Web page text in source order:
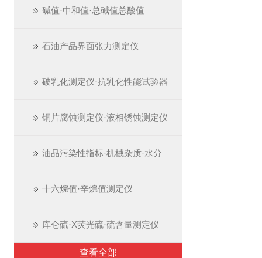
碱值·中和值·总碱值总酸值
石油产品界面张力测定仪
破乳化测定仪·抗乳化性能试验器
铜片腐蚀测定仪·液相锈蚀测定仪
油品污染性指标·机械杂质·水分
十六烷值·辛烷值测定仪
库仑硫·X荧光硫·硫含量测定仪
查看全部